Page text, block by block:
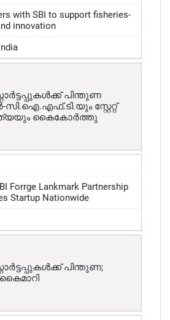
with SBI to support fisheries-
innovation
പിന്തുണ
സ്റ്റേറ്റ്
കൈകോർത്തു
Forrge Lankmark Partnership
Startup Nationwide
പിന്തുണ;